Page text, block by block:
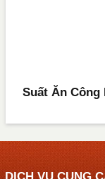
Suất Ăn